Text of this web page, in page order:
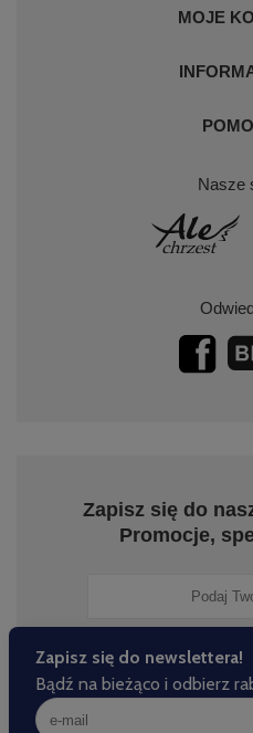
MOJE
Nasze
Zapisz się do
Promocje,